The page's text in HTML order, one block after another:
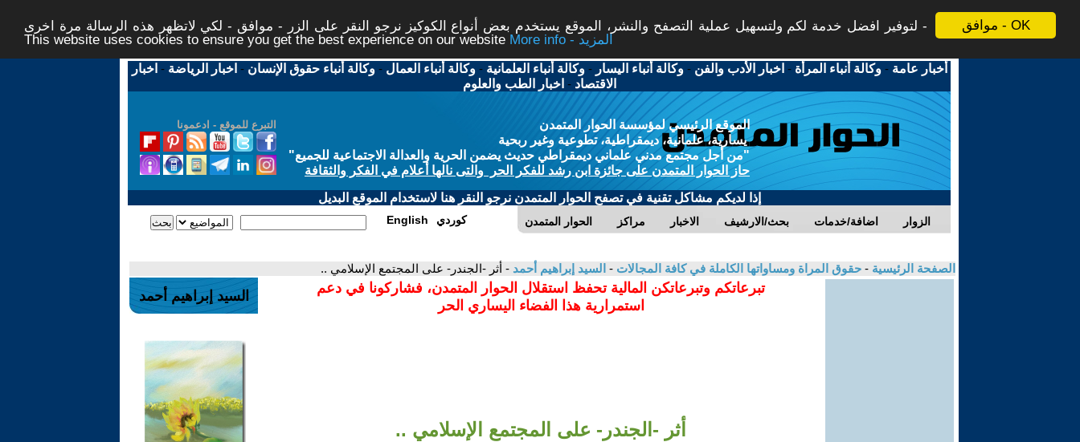
موافق - OK
لتوفير افضل خدمة لكم ولتسهيل عملية التصفح والنشر، الموقع يستخدم بعض أنواع الكوكيز نرجو النقر على الزر - موافق - لكي لاتظهر هذه الرسالة مرة اخرى -
This website uses cookies to ensure you get the best experience on our website
More info - المزيد
أخبار عامة -وكالة أنباء المرأة - اخبار الأدب والفن -وكالة أنباء اليسار -وكالة أنباء العلمانية -وكالة أنباء العمال -وكالة أنباء حقوق الإنسان - اخبار الرياضة - اخبار
الاقتصاد - اخبار الطب والعلوم
التبرع للموقع - ادعمونا
الموقع الرئيسي لمؤسسة الحوار المتمدن
يسارية، علمانية، ديمقراطية، تطوعية وغير ربحية
"من أجل مجتمع مدني علماني ديمقراطي حديث يضمن الحرية والعدالة الاجتماعية للجميع"
حاز الحوار المتمدن على جائزة ابن رشد للفكر الحر والتى نالها أعلام في الفكر والثقافة
إذا لديكم مشاكل تقنية في تصفح الحوار المتمدن نرجو النقر هنا لاستخدام الموقع البديل
الحوار المتمدن مراكز الاخبار بحث/الارشيف اضافة/خدمات الزوار English كوردي
الصفحة الرئيسية - حقوق المراة ومساواتها الكاملة في كافة المجالات - السيد إبراهيم أحمد - أثر -الجندر- على المجتمع الإسلامي ..
تبرعاتكم وتبرعاتكن المالية تحفظ استقلال الحوار المتمدن، فشاركونا في دعم
استمرارية هذا الفضاء اليساري الحر
أثر -الجندر- على المجتمع الإسلامي ..
السيد إبراهيم أحمد